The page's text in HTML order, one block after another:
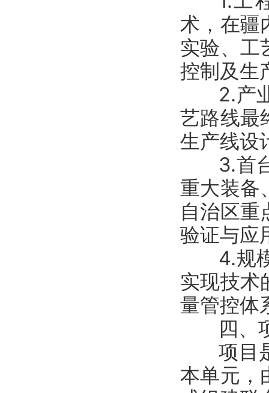
术，在疆
实验、工
控制及生
2.产业
艺路线最
生产线设
3.首台
重大装备
自治区重
验证与应
4.规模
实现技术
量管控体
四、项
项目是
本单元，